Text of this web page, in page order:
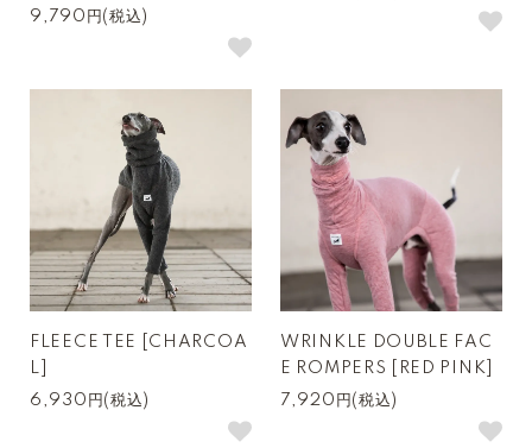
9,790円(税込)
FLEECE TEE [CHARCOA
L]
6,930円(税込)
WRINKLE DOUBLE FAC
E ROMPERS [RED PINK]
7,920円(税込)